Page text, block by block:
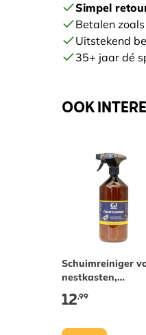
Simpel
Betalen
Uitstekend
35+ jaar dé
OOK
Schuimreiniger
nestkasten,
vogelbaden en
voedersystemen
12,99